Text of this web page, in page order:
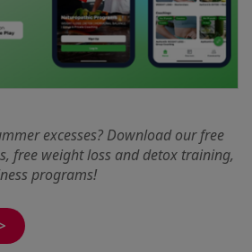
excesses? Download our free
free weight loss and detox training,
programs!